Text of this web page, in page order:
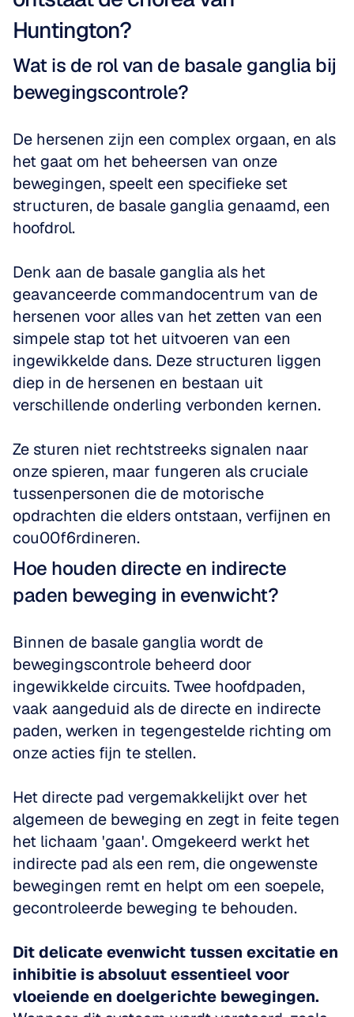
Huntington?
Wat is de rol van de basale ganglia bij
bewegingscontrole?
De hersenen zijn een complex orgaan, en als
het gaat om het beheersen van onze
bewegingen, speelt een specifieke set
structuren, de basale ganglia genaamd, een
hoofdrol.
Denk aan de basale ganglia als het
geavanceerde commandocentrum van de
hersenen voor alles van het zetten van een
simpele stap tot het uitvoeren van een
ingewikkelde dans. Deze structuren liggen
diep in de hersenen en bestaan uit
verschillende onderling verbonden kernen.
Ze sturen niet rechtstreeks signalen naar
onze spieren, maar fungeren als cruciale
tussenpersonen die de motorische
opdrachten die elders ontstaan, verfijnen en
cou00f6rdineren.
Hoe houden directe en indirecte
paden beweging in evenwicht?
Binnen de basale ganglia wordt de
bewegingscontrole beheerd door
ingewikkelde circuits. Twee hoofdpaden,
vaak aangeduid als de directe en indirecte
paden, werken in tegengestelde richting om
onze acties fijn te stellen.
Het directe pad vergemakkelijkt over het
algemeen de beweging en zegt in feite tegen
het lichaam 'gaan'. Omgekeerd werkt het
indirecte pad als een rem, die ongewenste
bewegingen remt en helpt om een soepele,
gecontroleerde beweging te behouden.
Dit delicate evenwicht tussen excitatie en
inhibitie is absoluut essentieel voor
vloeiende en doelgerichte bewegingen.